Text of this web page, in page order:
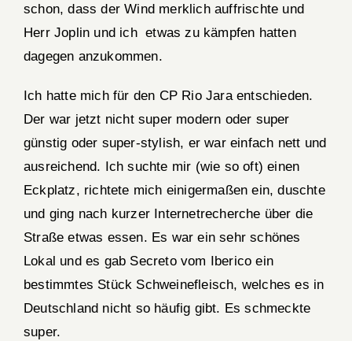
schon, dass der Wind merklich auffrischte und
Herr Joplin und ich etwas zu kämpfen hatten
dagegen anzukommen.
Ich hatte mich für den CP Rio Jara entschieden.
Der war jetzt nicht super modern oder super
günstig oder super-stylish, er war einfach nett und
ausreichend. Ich suchte mir (wie so oft) einen
Eckplatz, richtete mich einigermaßen ein, duschte
und ging nach kurzer Internetrecherche über die
Straße etwas essen. Es war ein sehr schönes
Lokal und es gab Secreto vom Iberico ein
bestimmtes Stück Schweinefleisch, welches es in
Deutschland nicht so häufig gibt. Es schmeckte
super.